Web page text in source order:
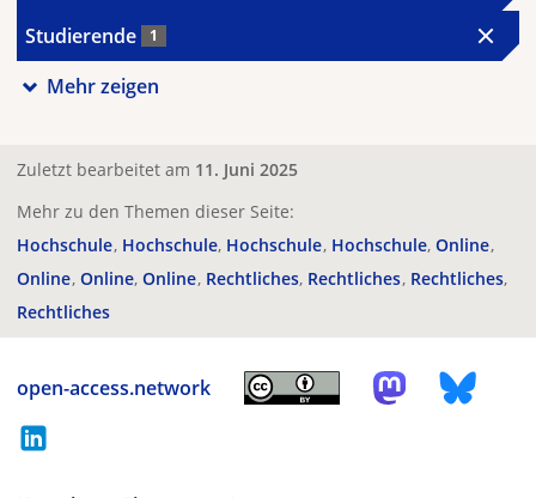
Studierende 1
Mehr zeigen
Zuletzt bearbeitet am 11. Juni 2025
Mehr zu den Themen dieser Seite:
Hochschule Hochschule Hochschule Hochschule Online
Online Online Online Rechtliches Rechtliches Rechtliches
Rechtliches
open-access.network